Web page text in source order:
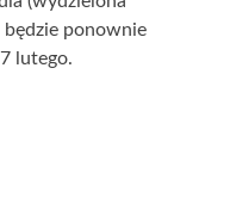
będzie ponownie
lutego.